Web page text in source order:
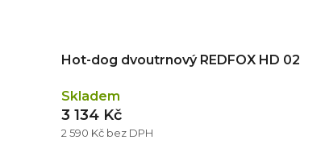
Hot-dog dvoutrnový REDFOX HD 02
Skladem
2 590 Kč bez DPH
3 134 Kč